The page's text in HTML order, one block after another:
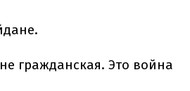
гражданская. Это война